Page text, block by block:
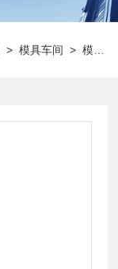
>模具车间 > 模具车间净化工程